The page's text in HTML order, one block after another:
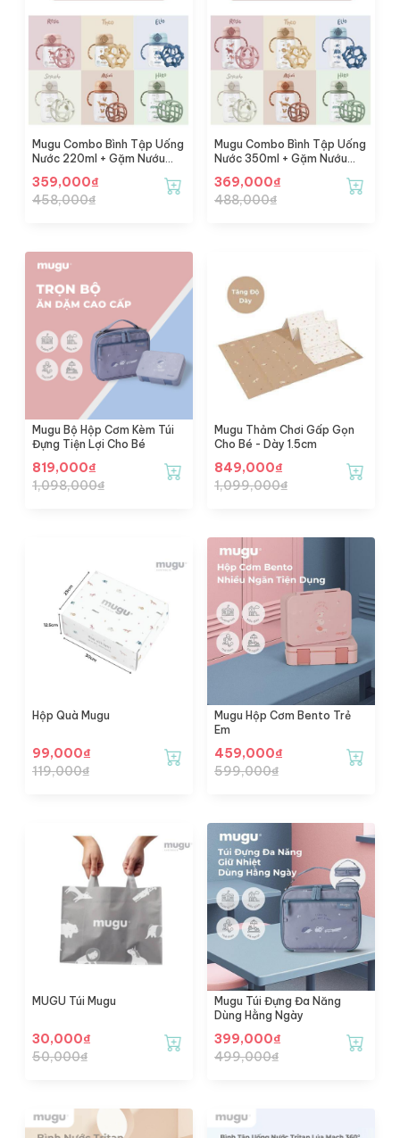
Mugu Combo Bình Tập Uống
Nước 220ml + Gặm Nướu
359,000₫
458,000₫
Mugu Combo Bình Tập Uống
Nước 350ml + Gặm Nướu
369,000₫
488,000₫
Mugu Bộ Hộp Cơm Kèm Túi
Đựng Tiện Lợi Cho Bé
819,000₫
1,098,000₫
Mugu Thảm Chơi Gấp Gọn
Cho Bé - Dày 1.5cm
849,000₫
1,099,000₫
Hộp Quà Mugu
99,000₫
119,000₫
Mugu Hộp Cơm Bento Trẻ
Em
459,000₫
599,000₫
MUGU Túi Mugu
30,000₫
50,000₫
Mugu Túi Đựng Đa Năng
Dùng Hằng Ngày
399,000₫
499,000₫